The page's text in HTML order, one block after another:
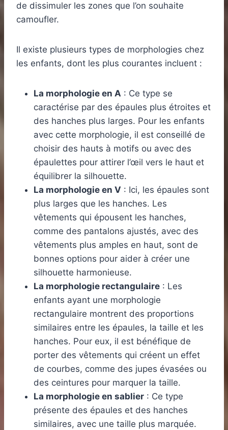
de dissimuler les zones que l’on souhaite
camoufler.
Il existe plusieurs types de morphologies chez
les enfants, dont les plus courantes incluent :
La morphologie en A : Ce type se
caractérise par des épaules plus étroites et
des hanches plus larges. Pour les enfants
avec cette morphologie, il est conseillé de
choisir des hauts à motifs ou avec des
épaulettes pour attirer l’œil vers le haut et
équilibrer la silhouette.
La morphologie en V : Ici, les épaules sont
plus larges que les hanches. Les
vêtements qui épousent les hanches,
comme des pantalons ajustés, avec des
vêtements plus amples en haut, sont de
bonnes options pour aider à créer une
silhouette harmonieuse.
La morphologie rectangulaire : Les
enfants ayant une morphologie
rectangulaire montrent des proportions
similaires entre les épaules, la taille et les
hanches. Pour eux, il est bénéfique de
porter des vêtements qui créent un effet
de courbes, comme des jupes évasées ou
des ceintures pour marquer la taille.
La morphologie en sablier : Ce type
présente des épaules et des hanches
similaires, avec une taille plus marquée.